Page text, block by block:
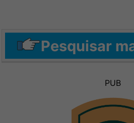
Pesquisar
PUB